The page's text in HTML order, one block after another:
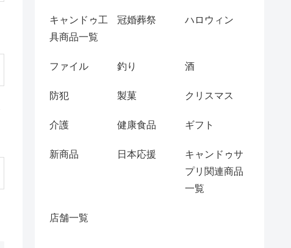
キャンドゥ工
具商品一覧
冠婚葬祭 ハロウィン
ファイル 釣り 酒
防犯 製菓 クリスマス
介護 健康食品 ギフト
新商品 日本応援
キャンドゥサ
プリ関連商品
一覧
店舗一覧